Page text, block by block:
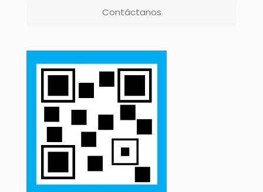
Contáctanos